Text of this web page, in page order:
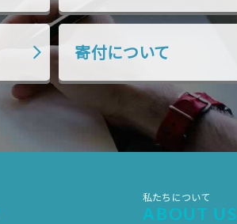
2021年7月
2021年1月
2020年11月
2020年9月
2020年5月
寄付について
私たちについて
ABOUT US